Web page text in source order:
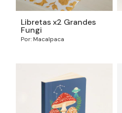
Libretas x2 Grandes
Fungi
Por: Macalpaca